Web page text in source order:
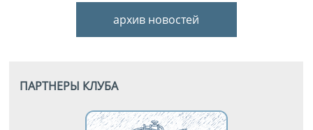
архив новостей
ПАРТНЕРЫ КЛУБА